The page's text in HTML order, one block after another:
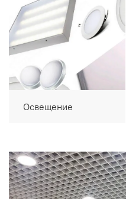
Освещение